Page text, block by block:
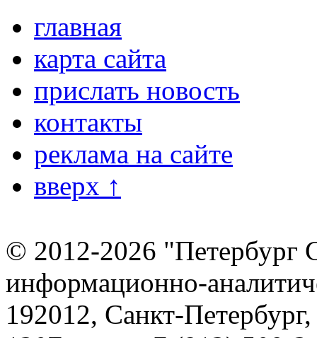
главная
карта сайта
прислать новость
контакты
реклама на сайте
вверх ↑
© 2012-2026 "Петербург
информационно-
192012, Санкт-